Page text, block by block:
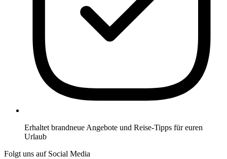
Erhaltet brandneue Angebote und Reise-Tipps für euren
Urlaub
Folgt uns auf Social Media